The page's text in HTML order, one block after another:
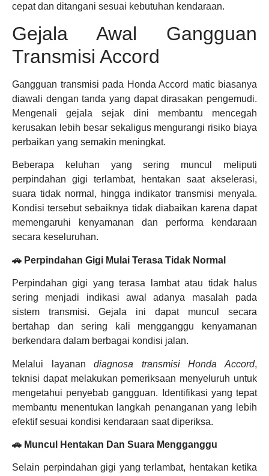
cepat dan ditangani sesuai kebutuhan kendaraan.
Gejala Awal Gangguan
Transmisi Accord
Gangguan transmisi pada Honda Accord matic biasanya
diawali dengan tanda yang dapat dirasakan pengemudi.
Mengenali gejala sejak dini membantu mencegah
kerusakan lebih besar sekaligus mengurangi risiko biaya
perbaikan yang semakin meningkat.
Beberapa keluhan yang sering muncul meliputi
perpindahan gigi terlambat, hentakan saat akselerasi,
suara tidak normal, hingga indikator transmisi menyala.
Kondisi tersebut sebaiknya tidak diabaikan karena dapat
memengaruhi kenyamanan dan performa kendaraan
secara keseluruhan.
🚗 Perpindahan Gigi Mulai Terasa Tidak Normal
Perpindahan gigi yang terasa lambat atau tidak halus
sering menjadi indikasi awal adanya masalah pada
sistem transmisi. Gejala ini dapat muncul secara
bertahap dan sering kali mengganggu kenyamanan
berkendara dalam berbagai kondisi jalan.
Melalui layanandiagnosa transmisi Honda Accord,
teknisi dapat melakukan pemeriksaan menyeluruh untuk
mengetahui penyebab gangguan. Identifikasi yang tepat
membantu menentukan langkah penanganan yang lebih
efektif sesuai kondisi kendaraan saat diperiksa.
🚗 Muncul Hentakan Dan Suara Mengganggu
Selain perpindahan gigi yang terlambat, hentakan ketika